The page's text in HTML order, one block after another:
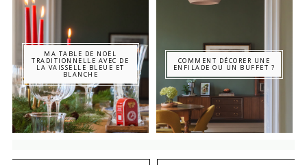
MA TABLE DE NOËL
TRADITIONNELLE AVEC DE
LA VAISSELLE BLEUE ET
BLANCHE
COMMENT DÉCORER UNE
ENFILADE OU UN BUFFET ?